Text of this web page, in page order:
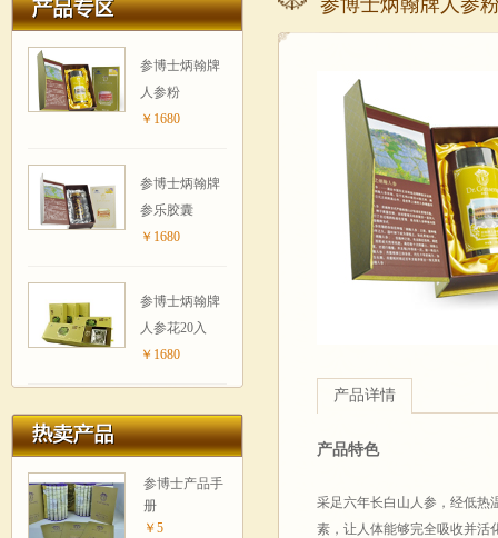
参博士炳翰牌
人参粉
￥1680
参博士炳翰牌
参乐胶囊
￥1680
参博士炳翰牌
人参花20入
￥1680
参博士产品手
册
￥5
参博士炳翰牌人参
产品详情
产品特色
采足六年长白山人参，经低热
素，让人体能够完全吸收并活